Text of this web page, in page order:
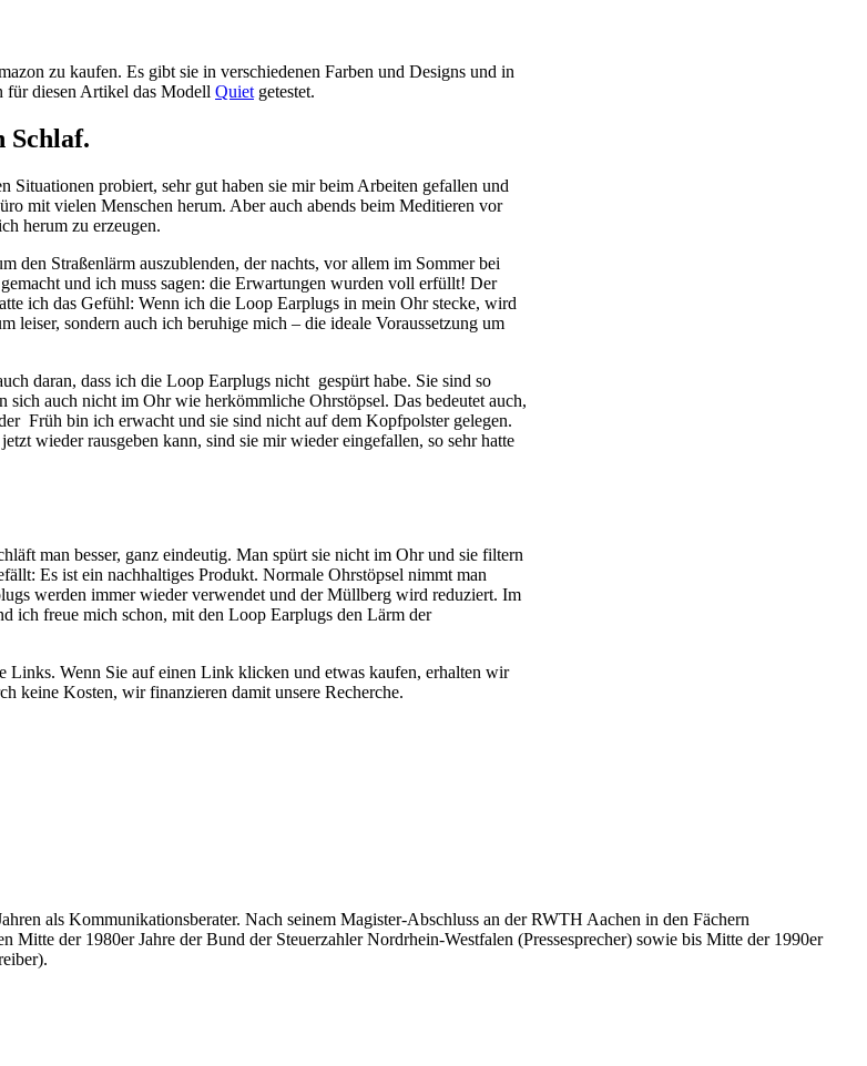
zu kaufen. Es gibt sie in verschiedenen Farben und Designs und in
für diesen Artikel das Modell Quiet getestet.
Schlaf.
Situationen probiert, sehr gut haben sie mir beim Arbeiten gefallen und
mit vielen Menschen herum. Aber auch abends beim Meditieren vor
herum zu erzeugen.
den Straßenlärm auszublenden, der nachts, vor allem im Sommer bei
und ich muss sagen: die Erwartungen wurden voll erfüllt! Der
ich das Gefühl: Wenn ich die Loop Earplugs in mein Ohr stecke, wird
leiser, sondern auch ich beruhige mich – die ideale Voraussetzung um
daran, dass ich die Loop Earplugs nicht gespürt habe. Sie sind so
auch nicht im Ohr wie herkömmliche Ohrstöpsel. Das bedeutet auch,
Früh bin ich erwacht und sie sind nicht auf dem Kopfpolster gelegen.
wieder rausgeben kann, sind sie mir wieder eingefallen, so sehr hatte
man besser, ganz eindeutig. Man spürt sie nicht im Ohr und sie filtern
Es ist ein nachhaltiges Produkt. Normale Ohrstöpsel nimmt man
werden immer wieder verwendet und der Müllberg wird reduziert. Im
ich freue mich schon, mit den Loop Earplugs den Lärm der
Wenn Sie auf einen Link klicken und etwas kaufen, erhalten wir
keine Kosten, wir finanzieren damit unsere Recherche.
als Kommunikationsberater. Nach seinem Magister-Abschluss an der RWTH Aachen in den Fächern
der 1980er Jahre der Bund der Steuerzahler Nordrhein-Westfalen (Pressesprecher) sowie bis Mitte der 1990er